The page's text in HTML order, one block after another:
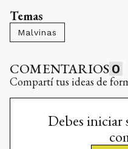
Temas
Malvinas
COMENTARIOS 0
Compartí tus ideas de
Debes iniciar